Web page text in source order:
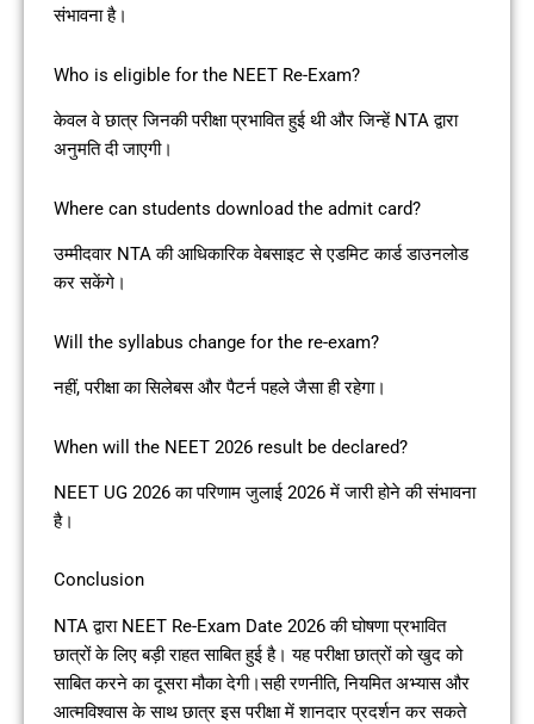
संभावना है।
Who is eligible for the NEET Re-Exam?
केवल वे छात्र जिनकी परीक्षा प्रभावित हुई थी और जिन्हें NTA द्वारा
अनुमति दी जाएगी।
Where can students download the admit card?
उम्मीदवार NTA की आधिकारिक वेबसाइट से एडमिट कार्ड डाउनलोड
कर सकेंगे।
Will the syllabus change for the re-exam?
नहीं, परीक्षा का सिलेबस और पैटर्न पहले जैसा ही रहेगा।
When will the NEET 2026 result be declared?
NEET UG 2026 का परिणाम जुलाई 2026 में जारी होने की संभावना
है।
Conclusion
NTA द्वारा NEET Re-Exam Date 2026 की घोषणा प्रभावित
छात्रों के लिए बड़ी राहत साबित हुई है। यह परीक्षा छात्रों को खुद को
साबित करने का दूसरा मौका देगी।सही रणनीति, नियमित अभ्यास और
आत्मविश्वास के साथ छात्र इस परीक्षा में शानदार प्रदर्शन कर सकते